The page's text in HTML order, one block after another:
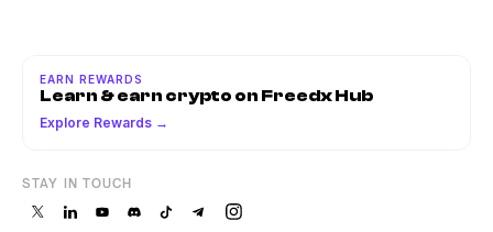
EARN REWARDS
Learn & earn crypto on Freedx Hub
Explore Rewards →
STAY IN TOUCH